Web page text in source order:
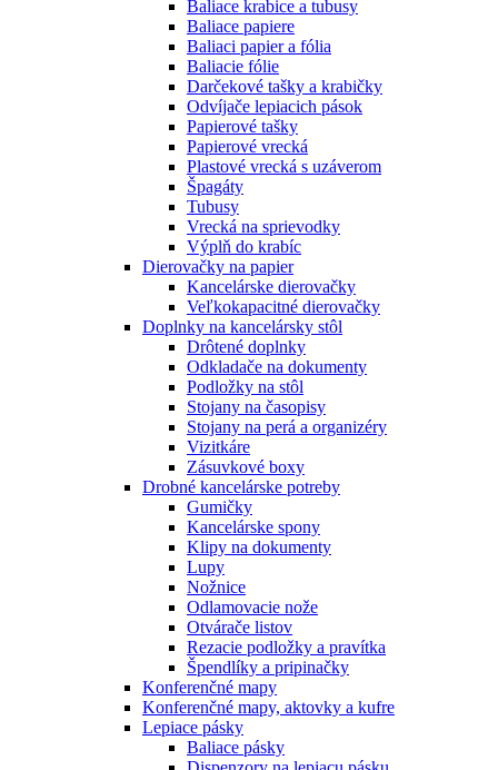
Baliace krabice a tubusy
Baliace papiere
Baliaci papier a fólia
Baliacie fólie
Darčekové tašky a krabičky
Odvíjače lepiacich pások
Papierové tašky
Papierové vrecká
Plastové vrecká s uzáverom
Špagáty
Tubusy
Vrecká na sprievodky
Výplň do krabíc
Dierovačky na papier
Kancelárske dierovačky
Veľkokapacitné dierovačky
Doplnky na kancelársky stôl
Drôtené doplnky
Odkladače na dokumenty
Podložky na stôl
Stojany na časopisy
Stojany na perá a organizéry
Vizitkáre
Zásuvkové boxy
Drobné kancelárske potreby
Gumičky
Kancelárske spony
Klipy na dokumenty
Lupy
Nožnice
Odlamovacie nože
Otvárače listov
Rezacie podložky a pravítka
Špendlíky a pripinačky
Konferenčné mapy
Konferenčné mapy, aktovky a kufre
Lepiace pásky
Baliace pásky